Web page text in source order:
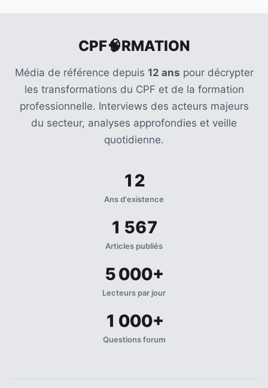
CPF🧠RMATION
Média de référence depuis 12 ans pour décrypter
les transformations du CPF et de la formation
professionnelle. Interviews des acteurs majeurs
du secteur, analyses approfondies et veille
quotidienne.
12
Ans d'existence
1 567
Articles publiés
5 000+
Lecteurs par jour
1 000+
Questions forum